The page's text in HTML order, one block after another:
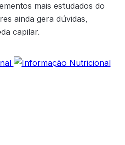
mais estudados do
ainda gera dúvidas,
capilar.